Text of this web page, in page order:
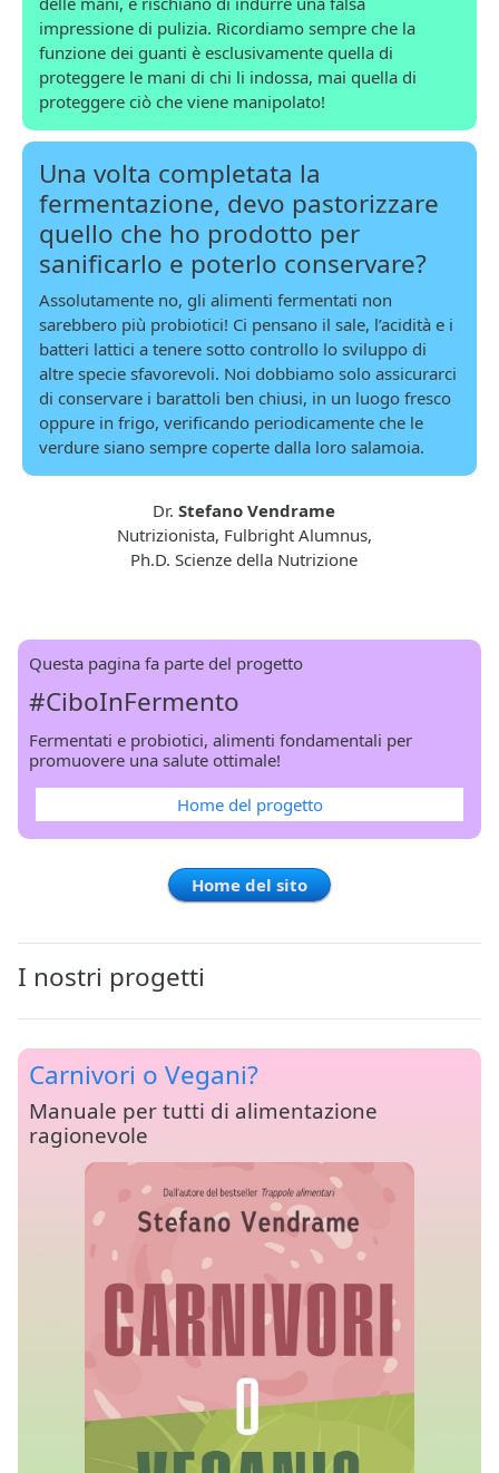
impressione di pulizia. Ricordiamo sempre che la
funzione dei guanti è esclusivamente quella di
proteggere le mani di chi li indossa, mai quella di
proteggere ciò che viene manipolato!
Una volta completata la
fermentazione, devo pastorizzare
quello che ho prodotto per
sanificarlo e poterlo conservare?
Assolutamente no, gli alimenti fermentati non
sarebbero più probiotici! Ci pensano il sale, l’acidità e i
batteri lattici a tenere sotto controllo lo sviluppo di
altre specie sfavorevoli. Noi dobbiamo solo assicurarci
di conservare i barattoli ben chiusi, in un luogo fresco
oppure in frigo, verificando periodicamente che le
verdure siano sempre coperte dalla loro salamoia.
Dr. Stefano Vendrame
Nutrizionista, Fulbright Alumnus,
Ph.D. Scienze della Nutrizione
Questa pagina fa parte del progetto
#CiboInFermento
Fermentati e probiotici, alimenti fondamentali per
promuovere una salute ottimale!
Home del progetto
Home del sito
I nostri progetti
Carnivori o Vegani?
Manuale per tutti di alimentazione
ragionevole